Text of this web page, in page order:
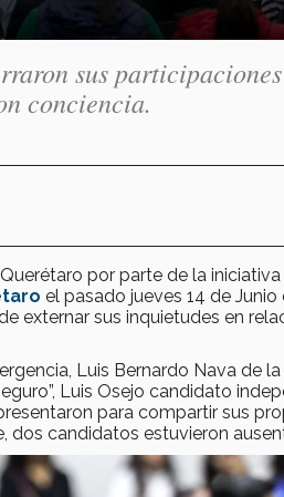
sus
conciencia.
por parte de la iniciativa
el pasado jueves 14 de Junio
externar sus inquietudes en
Luis Bernardo Nava de la
Luis Osejo candidato
para compartir sus
dos candidatos estuvieron